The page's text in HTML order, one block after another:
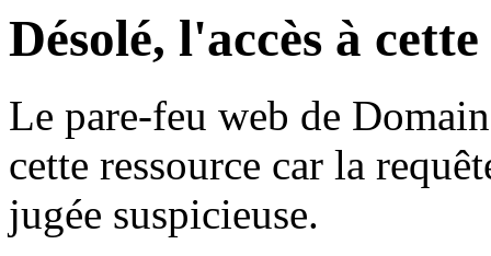
Désolé, l'accès à
Le pare-feu web de
cette ressource car la
jugée suspicieuse.